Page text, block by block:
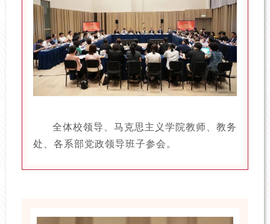
全体校领导、马克思主义学院教师、教务
处、各系部党政领导班子参会。